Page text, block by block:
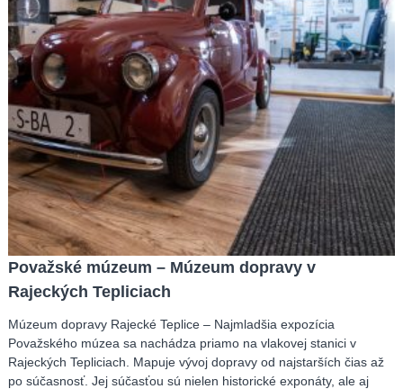
Považské múzeum – Múzeum dopravy v
Rajeckých Tepliciach
Múzeum dopravy Rajecké Teplice – Najmladšia expozícia
Považského múzea sa nachádza priamo na vlakovej stanici v
Rajeckých Tepliciach. Mapuje vývoj dopravy od najstarších čias až
po súčasnosť. Jej súčasťou sú nielen historické exponáty, ale aj